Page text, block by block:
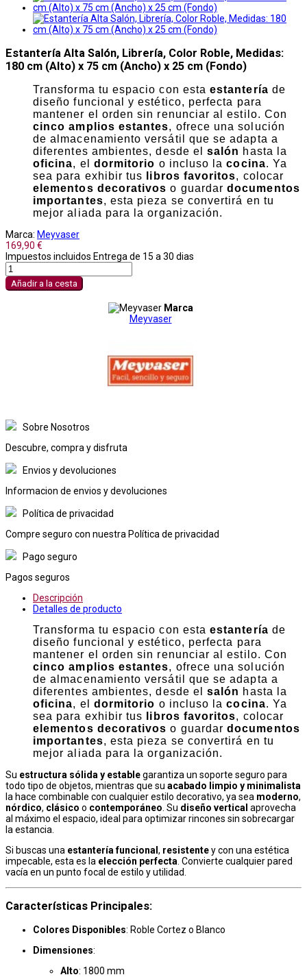
Estantería Alta Salón, Librería, Color Roble, Medidas:
180 cm (Alto) x 75 cm (Ancho) x 25 cm (Fondo)
Transforma tu espacio con estaestantería de
diseño funcional y estético, perfecta para
mantener el orden sin renunciar al estilo. Con
cinco amplios estantes, ofrece una solución
de almacenamiento versátil que se adapta a
diferentes ambientes, desde elsalón hasta la
oficina, el dormitorio o incluso lacocina. Ya
sea para exhibir tus
libros favoritos, colocar
elementos decorativos o guardardocumentos
importantes, esta pieza se convertirá en tu
mejor aliada para la organización.
Marca: Meyvaser
169,90 €
Impuestos incluidos Entrega de 15 a 30 dias
Añadir a la cesta
Marca
Meyvaser
Sobre Nosotros
Descubre, compra y disfruta
Envios y devoluciones
Informacion de envios y devoluciones
Política de privacidad
Compre seguro con nuestra Política de privacidad
Pago seguro
Pagos seguros
Descripción
Detalles de producto
Transforma tu espacio con estaestantería de
diseño funcional y estético, perfecta para
mantener el orden sin renunciar al estilo. Con
cinco amplios estantes, ofrece una solución
de almacenamiento versátil que se adapta a
diferentes ambientes, desde elsalón hasta la
oficina, el dormitorio o incluso lacocina. Ya
sea para exhibir tus
libros favoritos, colocar
elementos decorativos o guardardocumentos
importantes, esta pieza se convertirá en tu
mejor aliada para la organización.
Su estructura sólida y establegarantiza un soporte seguro para
todo tipo de objetos, mientras que su acabado limpio y minimalista
la hace combinable con cualquier estilo decorativo, ya sea moderno,
nórdico, clásico o contemporáneo . Su diseño vertical aprovecha
al máximo el espacio, ideal para optimizar rincones sin sobrecargar
la estancia.
Si buscas una estantería funcional , resistentey con una estética
impecable, esta es la elección perfecta . Convierte cualquier pared
vacía en un punto focal de estilo y utilidad.
Características Principales:
Colores Disponibles: Roble Cortez o Blanco
Dimensiones:
Alto: 1800 mm